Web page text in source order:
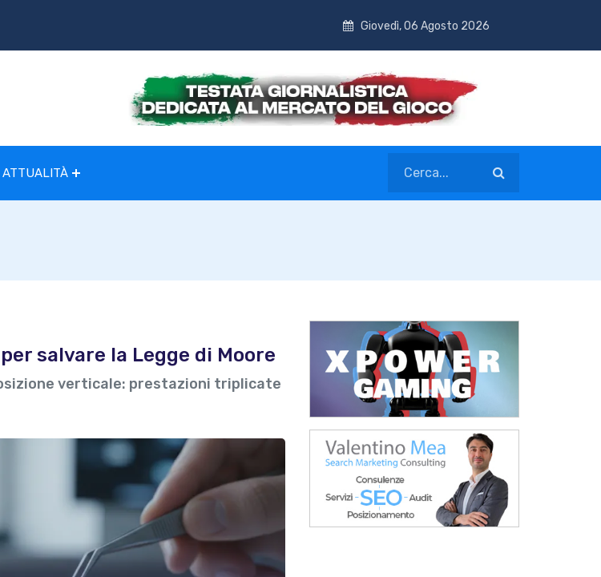
Giovedì, 06 Agosto 2026
ATTUALITÀ
salvare la Legge di Moore
verticale: prestazioni triplicate